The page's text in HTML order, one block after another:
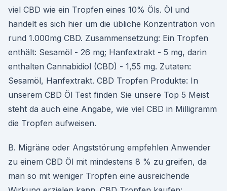
viel CBD wie ein Tropfen eines 10% Öls. Öl und
handelt es sich hier um die übliche Konzentration von
rund 1.000mg CBD. Zusammensetzung: Ein Tropfen
enthält: Sesamöl - 26 mg; Hanfextrakt - 5 mg, darin
enthalten Cannabidiol (CBD) - 1,55 mg. Zutaten:
Sesamöl, Hanfextrakt. CBD Tropfen Produkte: In
unserem CBD Öl Test finden Sie unsere Top 5 Meist
steht da auch eine Angabe, wie viel CBD in Milligramm
die Tropfen aufweisen.
B. Migräne oder Angststörung empfehlen Anwender
zu einem CBD Öl mit mindestens 8 % zu greifen, da
man so mit weniger Tropfen eine ausreichende